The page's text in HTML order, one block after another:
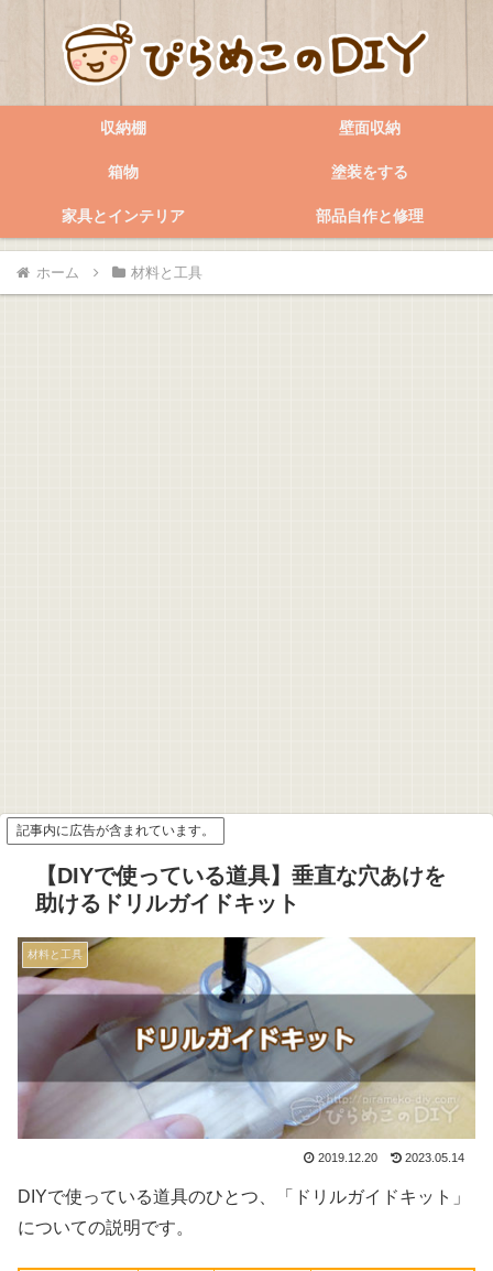
収納棚 壁面収納
箱物 塗装をする
家具とインテリア 部品自作と修理
ホーム 材料と工具
記事内に広告が含まれています。
【DIYで使っている道具】垂直な穴あけを
助けるドリルガイドキット
材料と工具
2019.12.20 2023.05.14
DIYで使っている道具のひとつ、「ドリルガイドキット」
についての説明です。